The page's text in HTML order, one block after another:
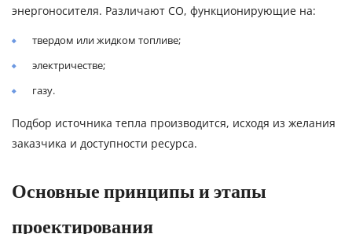
энергоносителя. Различают СО, функционирующие на:
твердом или жидком топливе;
электричестве;
газу.
Подбор источника тепла производится, исходя из желания
заказчика и доступности ресурса.
Основные принципы и этапы
проектирования